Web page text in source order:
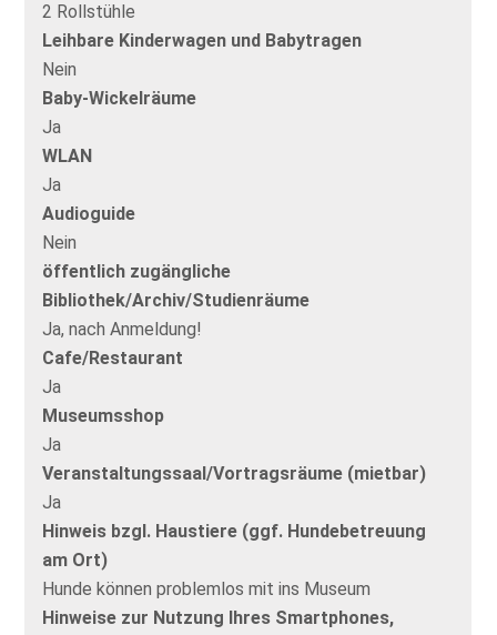
2 Rollstühle
Leihbare Kinderwagen und Babytragen
Nein
Baby-Wickelräume
Ja
WLAN
Ja
Audioguide
Nein
öffentlich zugängliche
Bibliothek/Archiv/Studienräume
Ja, nach Anmeldung!
Cafe/Restaurant
Ja
Museumsshop
Ja
Veranstaltungssaal/Vortragsräume (mietbar)
Ja
Hinweis bzgl. Haustiere (ggf. Hundebetreuung
am Ort)
Hunde können problemlos mit ins Museum
Hinweise zur Nutzung Ihres Smartphones,